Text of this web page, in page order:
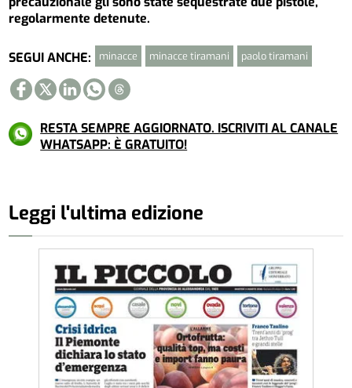
regolarmente detenute.
SEGUI ANCHE: minacce minacce tiramani paolo tiramani
RESTA SEMPRE AGGIORNATO. ISCRIVITI AL CANALE
WHATSAPP: È GRATUITO!
Leggi l'ultima edizione